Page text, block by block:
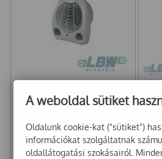
Hősugárzó ventilátoros
9 000Ft
7 087Ft+ Áfa
33
26
A weboldal sütiket
Oldalunk cookie-kat ("sütiket")
információkat szolgáltatnak
oldallátogatási szokásairól.